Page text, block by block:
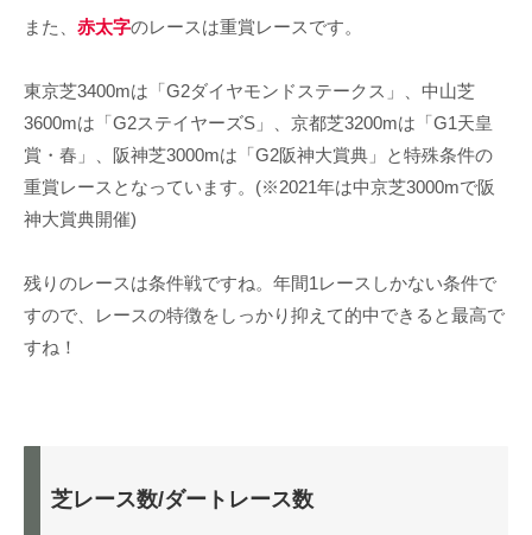
また、 赤太字のレースは重賞レースです。
東京芝3400mは「G2ダイヤモンドステークス」、中山芝
3600mは「G2ステイヤーズS」、京都芝3200mは「G1天皇
賞・春」、阪神芝3000mは「G2阪神大賞典」と特殊条件の
重賞レースとなっています。(※2021年は中京芝3000mで阪
神大賞典開催)
残りのレースは条件戦ですね。年間1レースしかない条件で
すので、レースの特徴をしっかり抑えて的中できると最高で
すね！
芝レース数/ダートレース数